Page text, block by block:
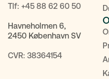
Tlf: +45 88 62 60 50
Havneholmen 6,
2450 København SV
CVR: 38364154